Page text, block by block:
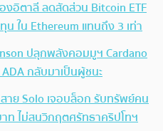
อิตาลี ลดสัดส่วน Bitcoin ETF
ใน Ethereum แทนถึง 3 เท่า
ปลุกพลังคอมมูฯ Cardano
กลับมาเป็นผู้ชนะ
าย Solo เจอบล็อก รับทรัพย์คน
ท ไม่สนวิกฤตศรัทธาคริปโทฯ